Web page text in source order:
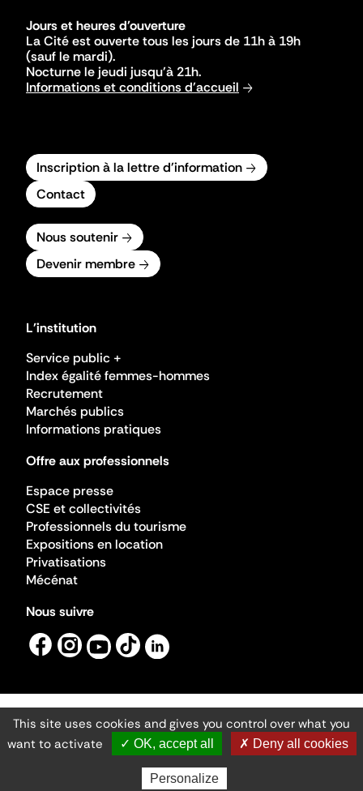
Jours et heures d'ouverture
La Cité est ouverte tous les jours de 11h à 19h
(sauf le mardi).
Nocturne le jeudi jusqu'à 21h.
Informations et conditions d'accueil
Inscription à la lettre d'information
Contact
Nous soutenir
Devenir membre
L'institution
Service public +
Index égalité femmes-hommes
Recrutement
Marchés publics
Informations pratiques
Offre aux professionnels
Espace presse
CSE et collectivités
Professionnels du tourisme
Expositions en location
Privatisations
Mécénat
Nous suivre
Mentions légales
Gestion des cookies
Accessibilité numérique
Ministère de la Culture ©2026
- Cité de l'architecture et du patrimoine
This site uses cookies and gives you control over what you
want to activate
✓ OK, accept all ✗ Deny all cookies
Personalize